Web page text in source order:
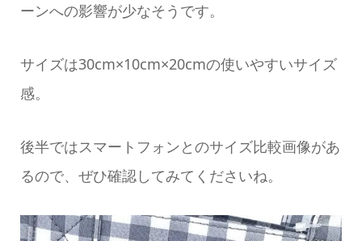
ーンへの影響が少なそうです。
サイズは30cm×10cm×20cmの使いやすいサイズ
感。
後半ではスマートフォンとのサイズ比較画像があ
るので、ぜひ確認してみてくださいね。